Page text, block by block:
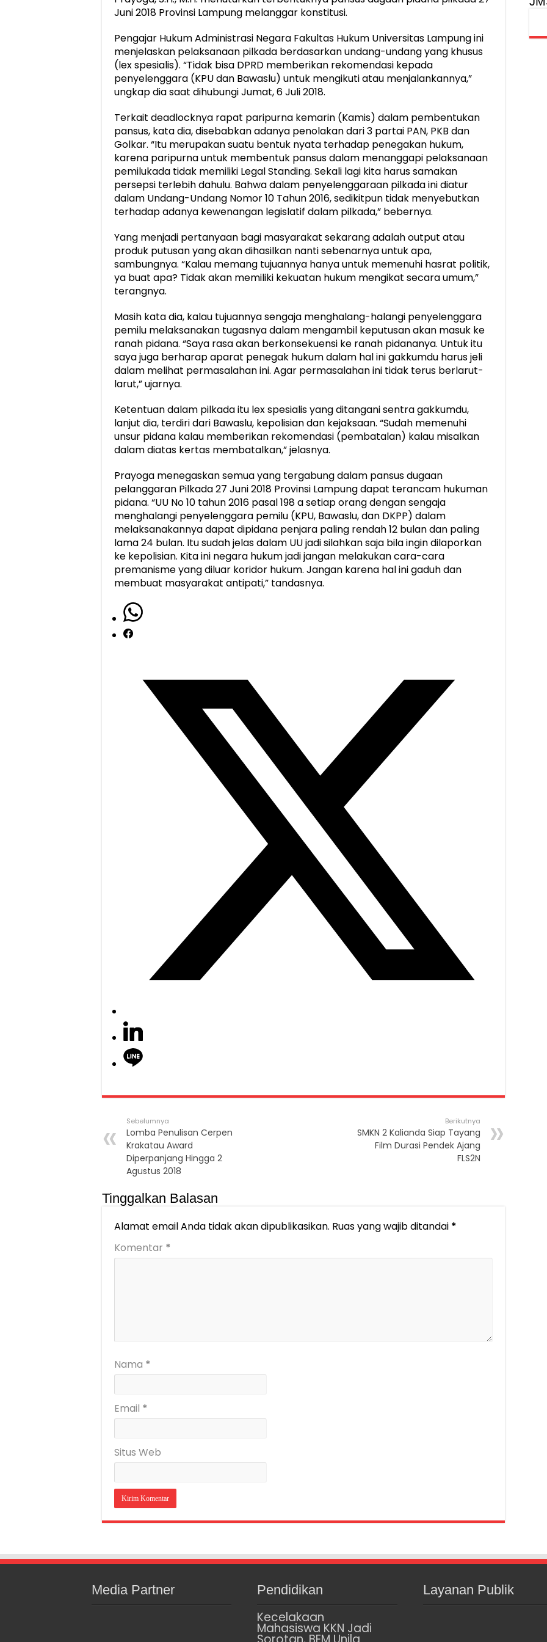
Juni 2018 Provinsi Lampung melanggar konstitusi.
Pengajar Hukum Administrasi Negara Fakultas Hukum Universitas Lampung ini
menjelaskan pelaksanaan pilkada berdasarkan undang-undang yang khusus
(lex spesialis). “Tidak bisa DPRD memberikan rekomendasi kepada
penyelenggara (KPU dan Bawaslu) untuk mengikuti atau menjalankannya,”
ungkap dia saat dihubungi Jumat, 6 Juli 2018.
Terkait deadlocknya rapat paripurna kemarin (Kamis) dalam pembentukan
pansus, kata dia, disebabkan adanya penolakan dari 3 partai PAN, PKB dan
Golkar. “Itu merupakan suatu bentuk nyata terhadap penegakan hukum,
karena paripurna untuk membentuk pansus dalam menanggapi pelaksanaan
pemilukada tidak memiliki Legal Standing. Sekali lagi kita harus samakan
persepsi terlebih dahulu. Bahwa dalam penyelenggaraan pilkada ini diatur
dalam Undang-Undang Nomor 10 Tahun 2016, sedikitpun tidak menyebutkan
terhadap adanya kewenangan legislatif dalam pilkada,” bebernya.
Yang menjadi pertanyaan bagi masyarakat sekarang adalah output atau
produk putusan yang akan dihasilkan nanti sebenarnya untuk apa,
sambungnya. “Kalau memang tujuannya hanya untuk memenuhi hasrat politik,
ya buat apa? Tidak akan memiliki kekuatan hukum mengikat secara umum,”
terangnya.
Masih kata dia, kalau tujuannya sengaja menghalang-halangi penyelenggara
pemilu melaksanakan tugasnya dalam mengambil keputusan akan masuk ke
ranah pidana. “Saya rasa akan berkonsekuensi ke ranah pidananya. Untuk itu
saya juga berharap aparat penegak hukum dalam hal ini gakkumdu harus jeli
dalam melihat permasalahan ini. Agar permasalahan ini tidak terus berlarut-
larut,” ujarnya.
Ketentuan dalam pilkada itu lex spesialis yang ditangani sentra gakkumdu,
lanjut dia, terdiri dari Bawaslu, kepolisian dan kejaksaan. “Sudah memenuhi
unsur pidana kalau memberikan rekomendasi (pembatalan) kalau misalkan
dalam diatas kertas membatalkan,” jelasnya.
Prayoga menegaskan semua yang tergabung dalam pansus dugaan
pelanggaran Pilkada 27 Juni 2018 Provinsi Lampung dapat terancam hukuman
pidana. “UU No 10 tahun 2016 pasal 198 a setiap orang dengan sengaja
menghalangi penyelenggara pemilu (KPU, Bawaslu, dan DKPP) dalam
melaksanakannya dapat dipidana penjara paling rendah 12 bulan dan paling
lama 24 bulan. Itu sudah jelas dalam UU jadi silahkan saja bila ingin dilaporkan
ke kepolisian. Kita ini negara hukum jadi jangan melakukan cara-cara
premanisme yang diluar koridor hukum. Jangan karena hal ini gaduh dan
membuat masyarakat antipati,” tandasnya.
Sebelumnya
Lomba Penulisan Cerpen
Krakatau Award
Diperpanjang Hingga 2
Agustus 2018
Berikutnya
SMKN 2 Kalianda Siap Tayang
Film Durasi Pendek Ajang
FLS2N
Tinggalkan Balasan
Alamat email Anda tidak akan dipublikasikan. Ruas yang wajib ditandai *
Komentar *
Nama *
Email *
Situs Web
Media Partner Pendidikan
Kecelakaan
Mahasiswa KKN Jadi
Layanan Publik